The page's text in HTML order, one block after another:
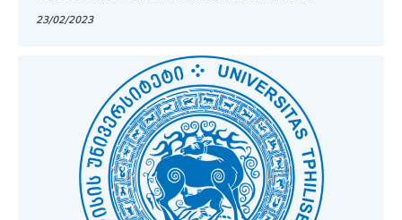
23/02/2023